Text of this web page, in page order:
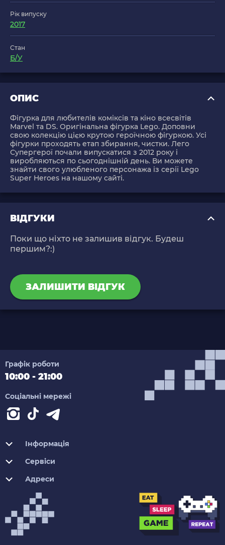
Рік випуску
2017
Стан
Б/У
ОПИС
Фігурка для любителів коміксів та кіно всесвітів
Marvel та DS. Оригінальна фігурка Lego. Доповни
свою колекцію цією крутою героїчною фігуркою. Усі
фігурки проходять етап збирання, чистки. Лего
Супергерої почали випускатися з 2012 року і
виробляються по сьогоднішній день. Ви можете
знайти свого улюбленого персонажа із серії Lego
Super Heroes на нашому сайті.
ВІДГУКИ
Поки що ніхто не залишив відгук. Будеш
першим?:)
ЗАЛИШИТИ ВІДГУК
Графік роботи
10:00 - 21:00
Соціальні мережі
Інформація
Сервіси
Адреси